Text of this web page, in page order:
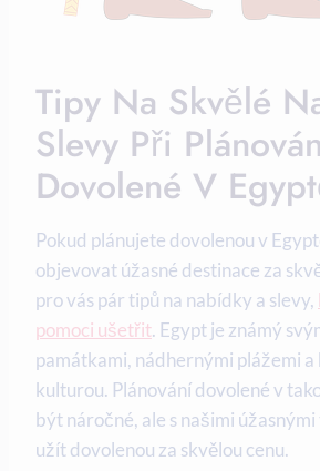
Tipy Na Skvělé
Slevy Při
Dovolené V
Pokud plánujete dovolenou v
objevovat úžasné destinace za
pro vás pár tipů na nabídky a slevy,
pomoci ušetřit. Egypt je známý
památkami, nádhernými plážemi a
kulturou. Plánování dovolené v
být náročné, ale s našimi
užít dovolenou za skvělou cenu.